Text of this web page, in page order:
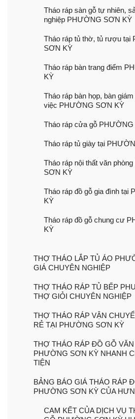
Tháo ráp sàn gỗ tự nhiên,
nghiệp PHƯỜNG SƠN KỲ
Tháo ráp tủ thờ, tủ rượu tại
SƠN KỲ
Tháo ráp bàn trang điểm
KỲ
Tháo ráp bàn họp, bàn
việc PHƯỜNG SƠN KỲ
Tháo ráp cửa gỗ
Tháo ráp tủ giày tại
Tháo ráp nội thất văn
SƠN KỲ
Tháo ráp đồ gỗ gia đình tại
KỲ
Tháo ráp đồ gỗ chung cư
KỲ
THỢ THÁO LẮP TỦ ÁO
GIÁ CHUYÊN NGHIỆP
THỢ THÁO RÁP TỦ BẾP
THỢ GIỎI CHUYÊN NGHIỆP
THỢ THÁO RÁP VẬN
RẺ TẠI PHƯỜNG SƠN KỲ
THỢ THÁO RÁP ĐỒ GỖ
PHƯỜNG SƠN KỲ NHANH
TIỆN
BẢNG BÁO GIÁ THÁO RÁP
PHƯỜNG SƠN KỲ CỦA
CAM KẾT CỦA DỊCH VỤ